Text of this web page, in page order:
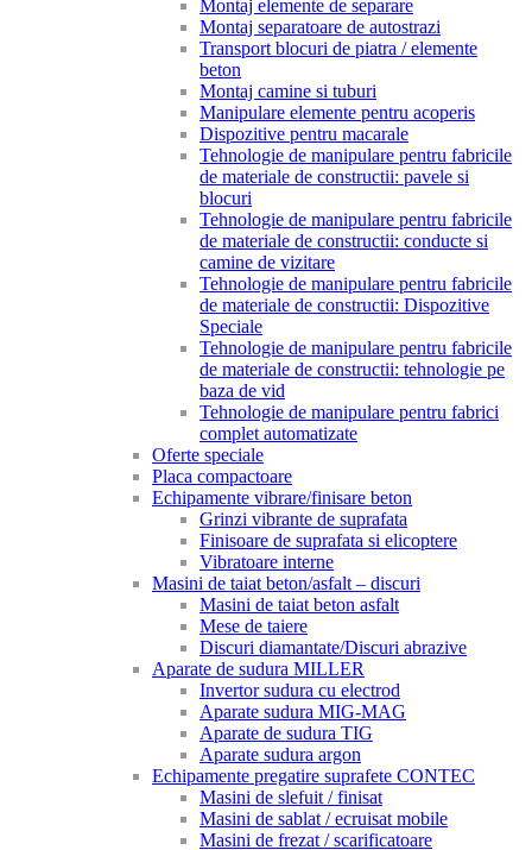
Montaj elemente de separare
Montaj separatoare de autostrazi
Transport blocuri de piatra / elemente
beton
Montaj camine si tuburi
Manipulare elemente pentru acoperis
Dispozitive pentru macarale
Tehnologie de manipulare pentru fabricile
de materiale de constructii: pavele si
blocuri
Tehnologie de manipulare pentru fabricile
de materiale de constructii: conducte si
camine de vizitare
Tehnologie de manipulare pentru fabricile
de materiale de constructii: Dispozitive
Speciale
Tehnologie de manipulare pentru fabricile
de materiale de constructii: tehnologie pe
baza de vid
Tehnologie de manipulare pentru fabrici
complet automatizate
Oferte speciale
Placa compactoare
Echipamente vibrare/finisare beton
Grinzi vibrante de suprafata
Finisoare de suprafata si elicoptere
Vibratoare interne
Masini de taiat beton/asfalt – discuri
Masini de taiat beton asfalt
Mese de taiere
Discuri diamantate/Discuri abrazive
Aparate de sudura MILLER
Invertor sudura cu electrod
Aparate sudura MIG-MAG
Aparate de sudura TIG
Aparate sudura argon
Echipamente pregatire suprafete CONTEC
Masini de slefuit / finisat
Masini de sablat / ecruisat mobile
Masini de frezat / scarificatoare